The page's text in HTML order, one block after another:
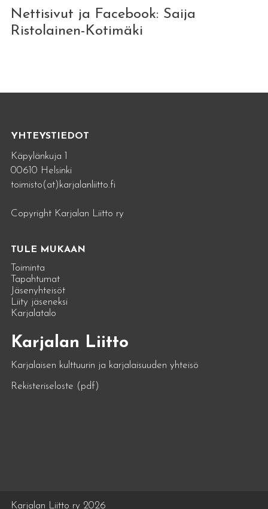
Nettisivut ja Facebook: Saija
Ristolainen-Kotimäki
YHTEYSTIEDOT
Käpylänkuja 1
00610 Helsinki
toimisto(at)karjalanliitto.fi
Copyright Karjalan Liitto ry
TULE MUKAAN
Toiminta
Tapahtumat
Jäsenyhteisöt
Liity jäseneksi
Karjalatalo
Karjalan Liitto
Karjalaisen kulttuurin ja karjalaisuuden yhteisö
Rekisteriseloste (pdf)
Karjalan Liitto ry 2026